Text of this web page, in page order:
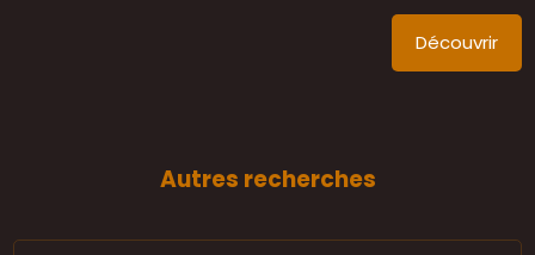
Découvrir
Autres recherches